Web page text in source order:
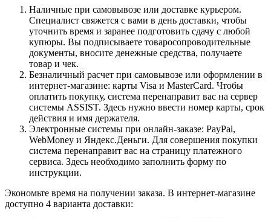
Наличные при самовывозе или доставке курьером.
Специалист свяжется с вами в день доставки, чтобы
уточнить время и заранее подготовить сдачу с любой
купюры. Вы подписываете товаросопроводительные
документы, вносите денежные средства, получаете
товар и чек.
Безналичный расчет при самовывозе или оформлении в
интернет-магазине: карты Visa и MasterCard. Чтобы
оплатить покупку, система перенаправит вас на сервер
системы ASSIST. Здесь нужно ввести номер карты, срок
действия и имя держателя.
Электронные системы при онлайн-заказе: PayPal,
WebMoney и Яндекс.Деньги. Для совершения покупки
система перенаправит вас на страницу платежного
сервиса. Здесь необходимо заполнить форму по
инструкции.
Экономьте время на получении заказа. В интернет-магазине
доступно 4 варианта доставки: